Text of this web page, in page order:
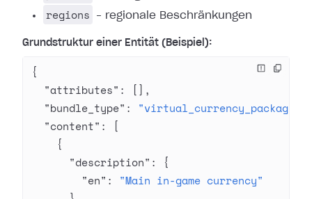
regions – regionale Beschränkungen
Grundstruktur einer Entität (Beispiel):
{
  "attributes"
: [],
  "bundle_type"
: "virtual_currency_package"
  "content"
: [
    {
      "description"
: {
        "en"
: "Main in-game currency"